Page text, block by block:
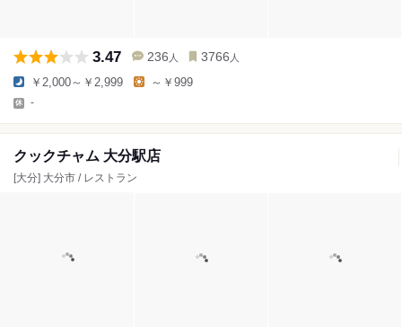
3.47 236 人 3766 人
￥2,000～￥2,999 ～￥999
-
クックチャム 大分駅店
[大分] 大分市 / レストラン